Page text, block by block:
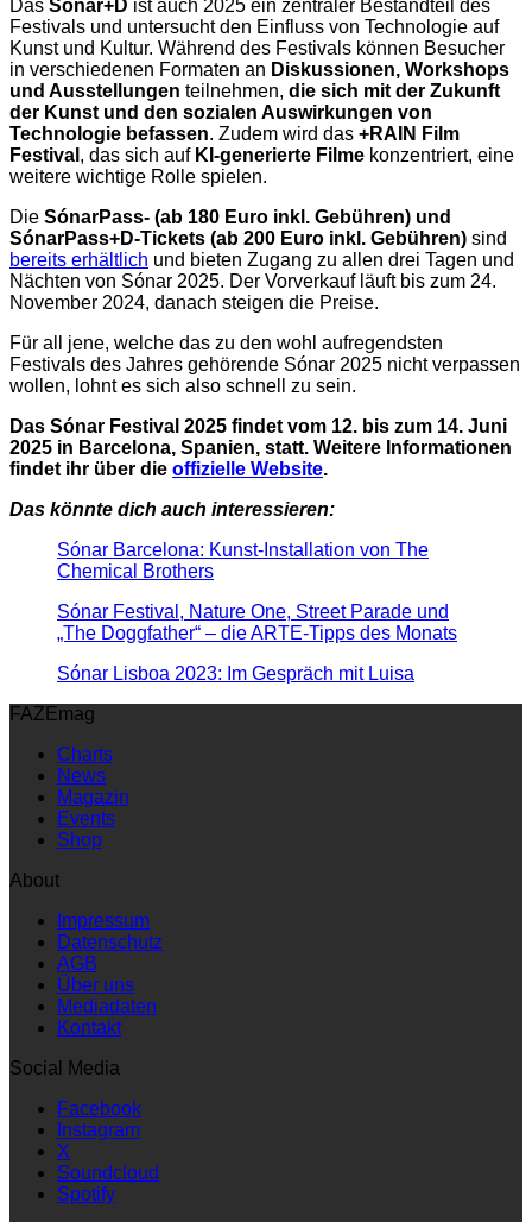
Das Sónar+D ist auch 2025 ein zentraler Bestandteil des
Festivals und untersucht den Einfluss von Technologie auf
Kunst und Kultur. Während des Festivals können Besucher
in verschiedenen Formaten an Diskussionen, Workshops
und Ausstellungen teilnehmen, die sich mit der Zukunft
der Kunst und den sozialen Auswirkungen von
Technologie befassen. Zudem wird das +RAIN Film
Festival , das sich auf KI-generierte Filme konzentriert, eine
weitere wichtige Rolle spielen.
Die SónarPass- (ab 180 Euro inkl. Gebühren) und
SónarPass+D-Tickets (ab 200 Euro inkl. Gebühren) sind
bereits erhältlich und bieten Zugang zu allen drei Tagen und
Nächten von Sónar 2025. Der Vorverkauf läuft bis zum 24.
November 2024, danach steigen die Preise.
Für all jene, welche das zu den wohl aufregendsten
Festivals des Jahres gehörende Sónar 2025 nicht verpassen
wollen, lohnt es sich also schnell zu sein.
Das Sónar Festival 2025 findet vom 12. bis zum 14. Juni
2025 in Barcelona, Spanien, statt. Weitere Informationen
findet ihr über die offizielle Website.
Das könnte dich auch interessieren:
Sónar Barcelona: Kunst-Installation von The
Chemical Brothers
Sónar Festival, Nature One, Street Parade und
„The Doggfather“ – die ARTE-Tipps des Monats
Sónar Lisboa 2023: Im Gespräch mit Luisa
FAZEmag
Charts
News
Magazin
Events
Shop
About
Impressum
Datenschutz
AGB
Über uns
Mediadaten
Kontakt
Social Media
Facebook
Instagram
X
Soundcloud
Spotify